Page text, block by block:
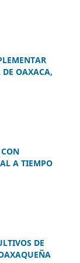
DE OAXACA,
A TIEMPO
DE